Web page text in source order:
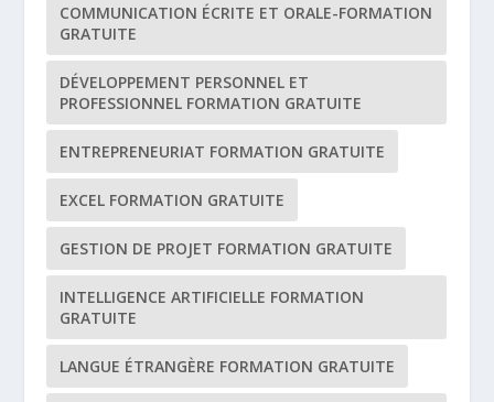
COMMUNICATION ÉCRITE ET ORALE-FORMATION
GRATUITE
DÉVELOPPEMENT PERSONNEL ET
PROFESSIONNEL FORMATION GRATUITE
ENTREPRENEURIAT FORMATION GRATUITE
EXCEL FORMATION GRATUITE
GESTION DE PROJET FORMATION GRATUITE
INTELLIGENCE ARTIFICIELLE FORMATION
GRATUITE
LANGUE ÉTRANGÈRE FORMATION GRATUITE